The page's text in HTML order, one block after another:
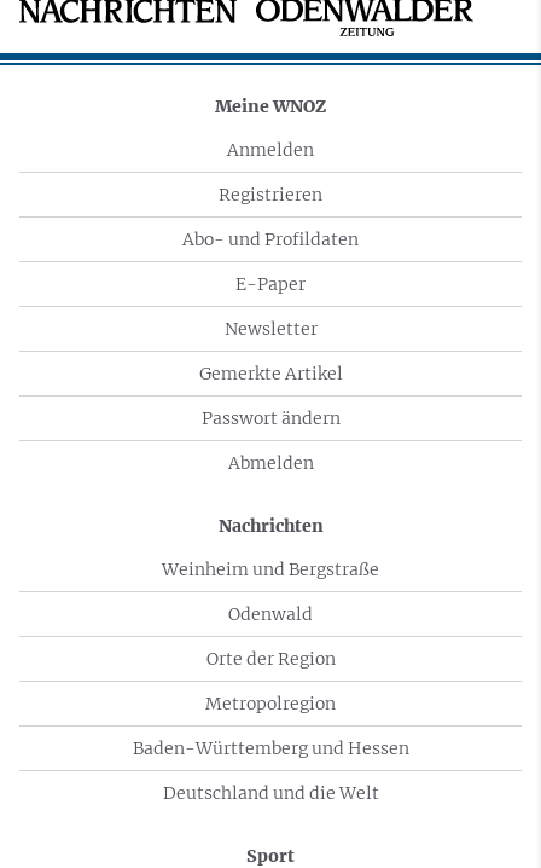
Meine WNOZ
Anmelden
Registrieren
Abo- und Profildaten
E-Paper
Newsletter
Gemerkte Artikel
Passwort ändern
Abmelden
Nachrichten
Weinheim und Bergstraße
Odenwald
Orte der Region
Metropolregion
Baden-Württemberg und Hessen
Deutschland und die Welt
Sport